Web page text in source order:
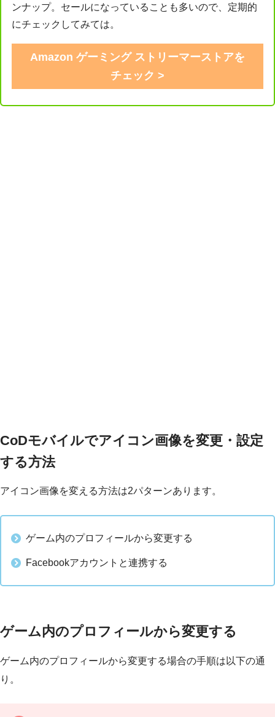
ンナップ。セールになっていることも多いので、定期的
にチェックしてみては。
Amazon ゲーミング ストリーマーストアを
チェック >
CoDモバイルでアイコン画像を変更・設定
する方法
アイコン画像を変える方法は2パターンあります。
ゲーム内のプロフィールから変更する
Facebookアカウントと連携する
ゲーム内のプロフィールから変更する
ゲーム内のプロフィールから変更する場合の手順は以下の通
り。